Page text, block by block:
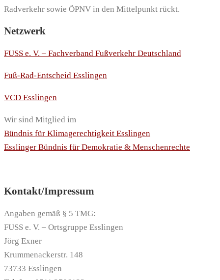
Radverkehr sowie ÖPNV in den Mittelpunkt rückt.
Netzwerk
FUSS e. V. – Fachverband Fußverkehr Deutschland
Fuß-Rad-Entscheid Esslingen
VCD Esslingen
Wir sind Mitglied im
Bündnis für Klimagerechtigkeit Esslingen
Esslinger Bündnis für Demokratie & Menschenrechte
Kontakt/Impressum
Angaben gemäß § 5 TMG:
FUSS e. V. – Ortsgruppe Esslingen
Jörg Exner
Krummenackerstr. 148
73733 Esslingen